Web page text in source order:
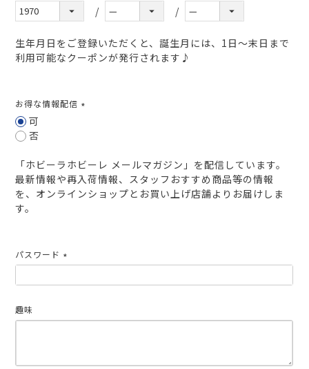
生年月日をご登録いただくと、誕生月には、1日～末日まで
利用可能なクーポンが発行されます♪
お得な情報配信
可
否
「ホビーラホビーレ メールマガジン」を配信しています。
最新情報や再入荷情報、スタッフおすすめ商品等の情報
を、オンラインショップとお買い上げ店舗よりお届けしま
す。
パスワード
須)
趣味